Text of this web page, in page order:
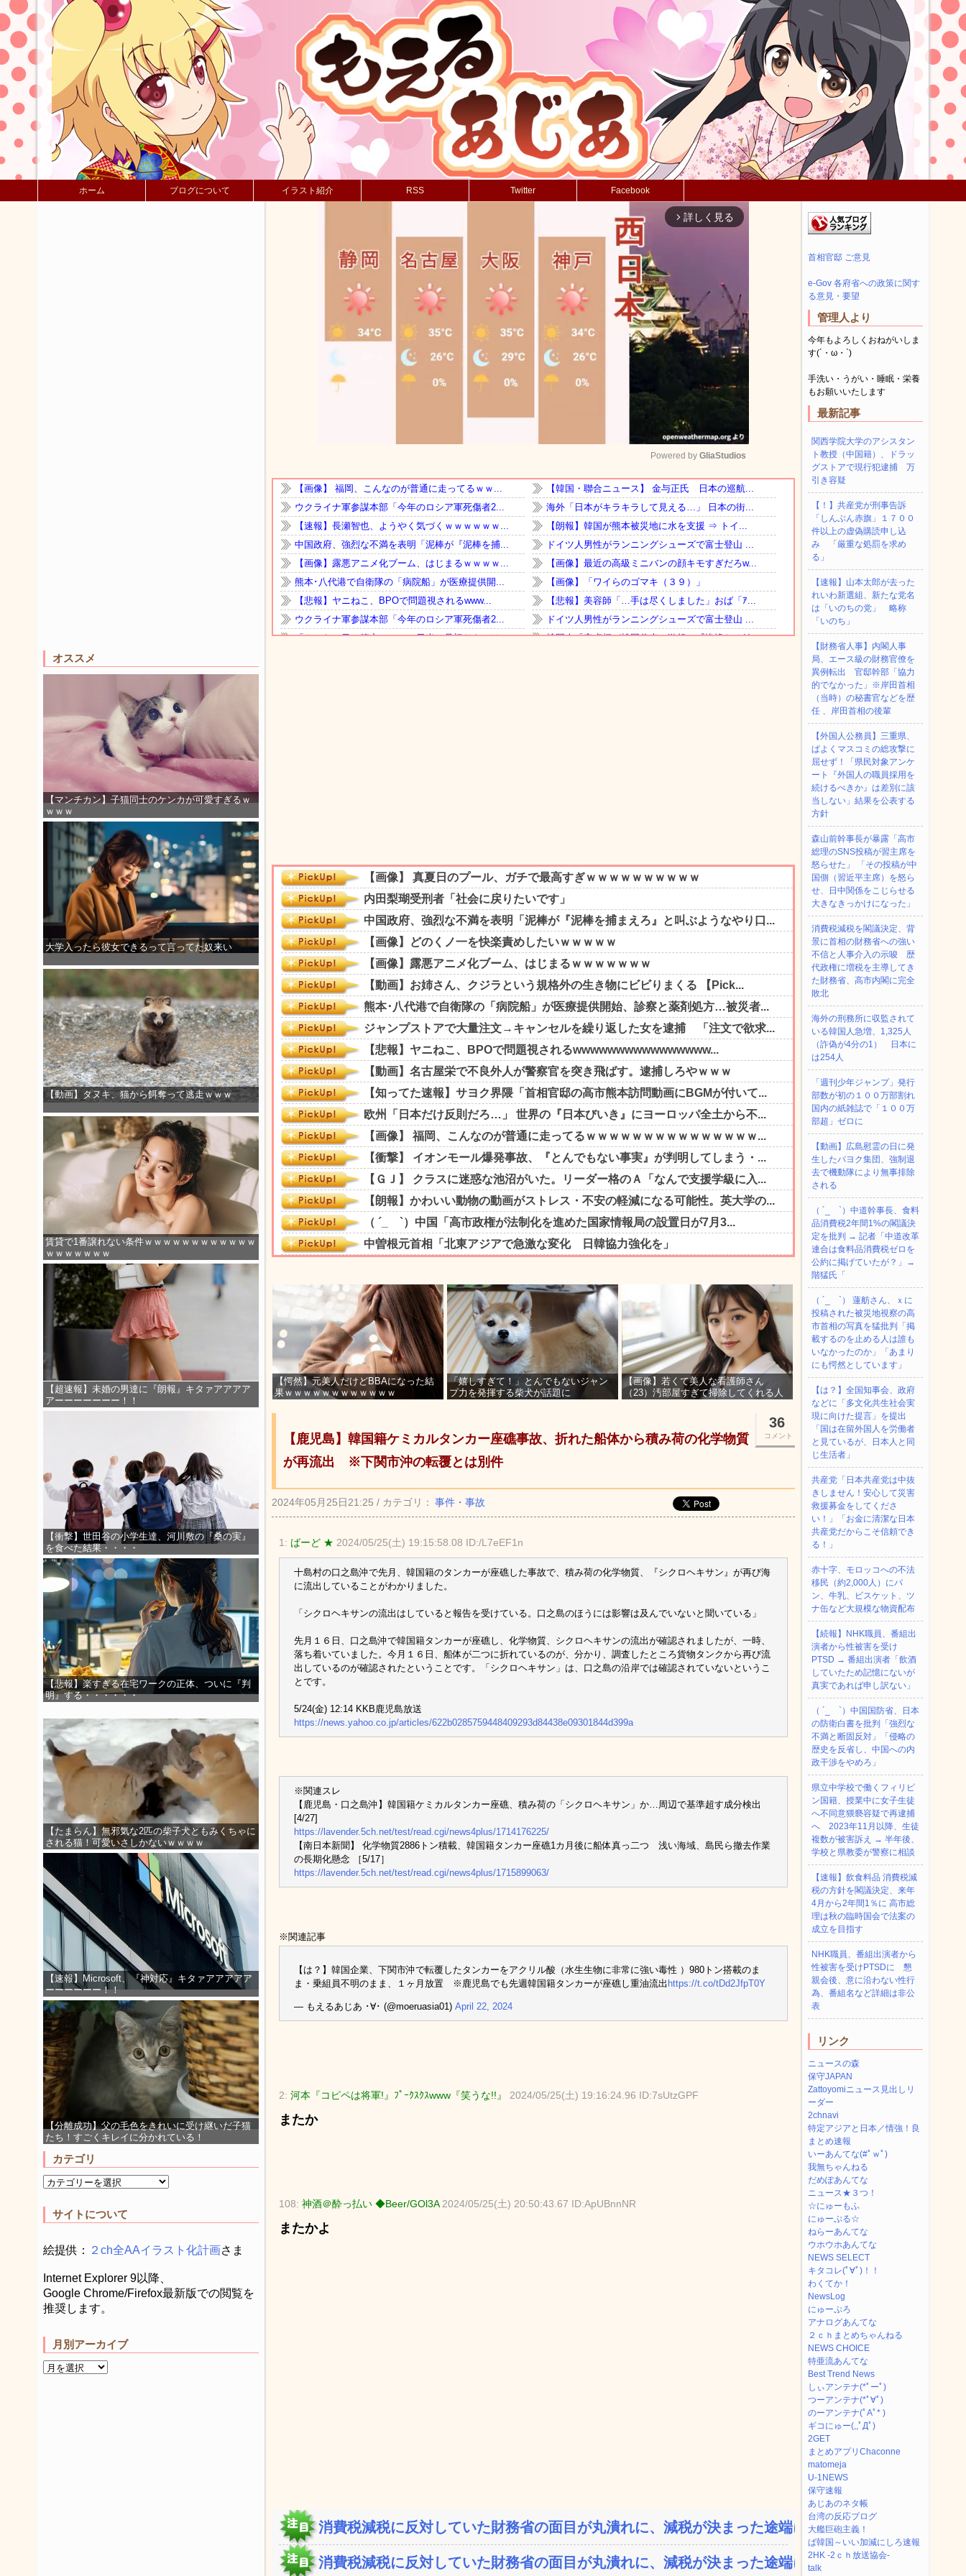
ホーム ブログについて イラスト紹介 RSS Twitter Facebook
オススメ
【マンチカン】子猫同士のケンカが可愛すぎるｗ
ｗｗｗ
大学入ったら彼女できるって言ってた奴来い
【動画】タヌキ、猫から餌奪って逃走ｗｗｗ
賃貸で1番譲れない条件ｗｗｗｗｗｗｗｗｗｗｗｗ
ｗｗｗｗｗｗｗ
【超速報】未婚の男達に『朗報』キタァアアアア
アーーーーーーー！！
【衝撃】世田谷の小学生達、河川敷の『桑の実』
を食べた結果・・・・
【悲報】楽すぎる在宅ワークの正体、ついに『判
明』する・・・・・・
【たまらん】無邪気な2匹の柴子犬ともみくちゃに
される猫！可愛いさしかないｗｗｗｗ
【速報】Microsoft、『神対応』キタァアアアアア
ーーーーーー！！
【分離成功】父の毛色をきれいに受け継いだ子猫
たち！すごくキレイに分かれている！
カテゴリ
サイトについて
絵提供： ２ch全AAイラスト化計画さま
Internet Explorer 9以降、
Google Chrome/Firefox最新版での閲覧を
推奨します。
月別アーカイブ
arrow_forward_ios 詳しく見る
Mute
Powered by GliaStudios
【愕然】元美人だけどBBAになった結
果ｗｗｗｗｗｗｗｗｗｗｗｗ
「嬉しすぎて！」とんでもないジャン
プ力を発揮する柴犬が話題に
【画像】若くて美人な看護師さん
（23）汚部屋すぎて掃除してくれる人
36
コメント
【鹿児島】韓国籍ケミカルタンカー座礁事故、折れた船体から積み荷の化学物質
が再流出 ※下関市沖の転覆とは別件
2024年05月25日21:25 / カテゴリ： 事件・事故
1: ばーど ★ 2024/05/25(土) 19:15:58.08 ID:/L7eEF1n
十島村の口之島沖で先月、韓国籍のタンカーが座礁した事故で、積み荷の化学物質、『シクロヘキサン』が再び海
に流出していることがわかりました。
「シクロヘキサンの流出はしていると報告を受けている。口之島のほうには影響は及んでいないと聞いている」
先月１６日、口之島沖で韓国籍タンカーが座礁し、化学物質、シクロヘキサンの流出が確認されましたが、一時、
落ち着いていました。今月１６日、船体が二つに折れているのが、分かり、調査したところ貨物タンクから再び流
出しているのが確認されたということです。「シクロヘキサン」は、口之島の沿岸では確認されていないというこ
とです。
5/24(金) 12:14 KKB鹿児島放送
https://news.yahoo.co.jp/articles/622b0285759448409293d84438e09301844d399a
※関連スレ
【鹿児島・口之島沖】韓国籍ケミカルタンカー座礁、積み荷の「シクロヘキサン」か…周辺で基準超す成分検出
[4/27]
https://lavender.5ch.net/test/read.cgi/news4plus/1714176225/
【南日本新聞】 化学物質2886トン積載、韓国籍タンカー座礁1カ月後に船体真っ二つ 浅い海域、島民ら撤去作業
の長期化懸念 ［5/17］
https://lavender.5ch.net/test/read.cgi/news4plus/1715899063/
※関連記事
【は？】韓国企業、下関市沖で転覆したタンカーをアクリル酸（水生生物に非常に強い毒性 ）980トン搭載のま
ま・乗組員不明のまま、１ヶ月放置 ※鹿児島でも先週韓国籍タンカーが座礁し重油流出 https://t.co/tDd2JfpT0Y
— もえるあじあ ･∀･ (@moeruasia01) April 22, 2024
2: 河本『コピペは将軍!』ﾌﾟｰｸｽｸｽwww『笑うな!!』 2024/05/25(土) 19:16:24.96 ID:7sUtzGPF
またか
108: 神酒＠酔っ払い ◆Beer/GOl3A 2024/05/25(土) 20:50:43.67 ID:ApUBnnNR
またかよ
消費税減税に反対していた財務省の面目が丸潰れに、減税が決まった途端に市...
消費税減税に反対していた財務省の面目が丸潰れに、減税が決まった途端に市...
首相官邸 ご意見
e-Gov 各府省への政策に関す
る意見・要望
管理人より
今年もよろしくおねがいしま
す(´・ω・`)
手洗い・うがい・睡眠・栄養
もお願いいたします
最新記事
関西学院大学のアシスタン
ト教授（中国籍）、ドラッ
グストアで現行犯逮捕 万
引き容疑
【！】共産党が刑事告訴
「しんぶん赤旗」１７００
件以上の虚偽購読申し込
み 「厳重な処罰を求め
る」
【速報】山本太郎が去った
れいわ新選組、新たな党名
は「いのちの党」 略称
「いのち」
【財務省人事】内閣人事
局、エース級の財務官僚を
異例転出 官邸幹部「協力
的でなかった」※岸田首相
（当時）の秘書官などを歴
任 、岸田首相の後輩
【外国人公務員】三重県、
ぱよくマスコミの総攻撃に
屈せず！「県民対象アンケ
ート『外国人の職員採用を
続けるべきか』は差別に該
当しない」結果を公表する
方針
森山前幹事長が暴露「高市
総理のSNS投稿が習主席を
怒らせた」 「その投稿が中
国側（習近平主席）を怒ら
せ、日中関係をこじらせる
大きなきっかけになった」
消費税減税を閣議決定、背
景に首相の財務省への強い
不信と人事介入の示唆 歴
代政権に増税を主導してき
た財務省、高市内閣に完全
敗北
海外の刑務所に収監されて
いる韓国人急増、1,325人
（詐偽が4分の1） 日本に
は254人
「週刊少年ジャンプ」発行
部数が初の１００万部割れ
国内の紙雑誌で「１００万
部超」ゼロに
【動画】広島慰霊の日に発
生したパヨク集団、強制退
去で機動隊により無事排除
される
（ ´_ゝ`）中道幹事長、食料
品消費税2年間1%の閣議決
定を批判 → 記者「中道改革
連合は食料品消費税ゼロを
公約に掲げていたが？」→
階猛氏「
（ ´_ゝ`） 蓮舫さん、ｘに
投稿された被災地視察の高
市首相の写真を猛批判「掲
載するのを止める人は誰も
いなかったのか」「あまり
にも愕然としています」
【は？】全国知事会、政府
などに「多文化共生社会実
現に向けた提言」を提出
「国は在留外国人を労働者
と見ているが、日本人と同
じ生活者」
共産党「日本共産党は中抜
きしません！安心して災害
救援募金をしてくださ
い！」「お金に清潔な日本
共産党だからこそ信頼でき
る！」
赤十字、モロッコへの不法
移民（約2,000人）にパ
ン、牛乳、ビスケット、ツ
ナ缶など大規模な物資配布
【続報】NHK職員、番組出
演者から性被害を受け
PTSD → 番組出演者「飲酒
していたため記憶にないが
真実であれば申し訳ない」
（ ´_ゝ`）中国国防省、日本
の防衛白書を批判「強烈な
不満と断固反対」「侵略の
歴史を反省し、中国への内
政干渉をやめろ」
県立中学校で働くフィリピ
ン国籍、授業中に女子生徒
へ不同意猥褻容疑で再逮捕
へ 2023年11月以降、生徒
複数が被害訴え → 半年後、
学校と県教委が警察に相談
【速報】飲食料品 消費税減
税の方針を閣議決定、来年
4月から2年間1％に 高市総
理は秋の臨時国会で法案の
成立を目指す
NHK職員、番組出演者から
性被害を受けPTSDに 懇
親会後、意に沿わない性行
為、番組名など詳細は非公
表
リンク
ニュースの森
保守JAPAN
Zattoyomiニュース見出しリ
ーダー
2chnavi
特定アジアと日本／情強！良
まとめ速報
いーあんてな(#ﾟｗﾟ)
我無ちゃんねる
だめぽあんてな
ニュース★３つ！
☆にゅーもふ
にゅーぷる☆
ねらーあんてな
ウホウホあんてな
NEWS SELECT
キタコレ(ﾟ∀ﾟ)！！
わくてか！
NewsLog
にゅーぷろ
アナログあんてな
２ｃｈまとめちゃんねる
NEWS CHOICE
特亜流あんてな
Best Trend News
しぃアンテナ(*ﾟーﾟ)
つーアンテナ(*ﾟ∀ﾟ)
のーアンテナ(ﾟAﾟ* )
ギコにゅー(,,ﾟДﾟ)
2GET
まとめアプリChaconne
matomeja
U-1NEWS
保守速報
あじあのネタ帳
台湾の反応ブログ
大艦巨砲主義！
ば韓国～いい加減にしろ速報
2HK -2ｃｈ放送協会-
talk